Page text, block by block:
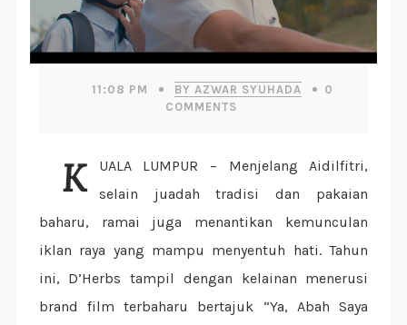
11:08 PM BY AZWAR SYUHADA
0
COMMENTS
KUALA LUMPUR – Menjelang Aidilfitri,
selain juadah tradisi dan pakaian
baharu, ramai juga menantikan kemunculan
iklan raya yang mampu menyentuh hati. Tahun
ini, D’Herbs tampil dengan kelainan menerusi
brand film terbaharu bertajuk “Ya, Abah Saya